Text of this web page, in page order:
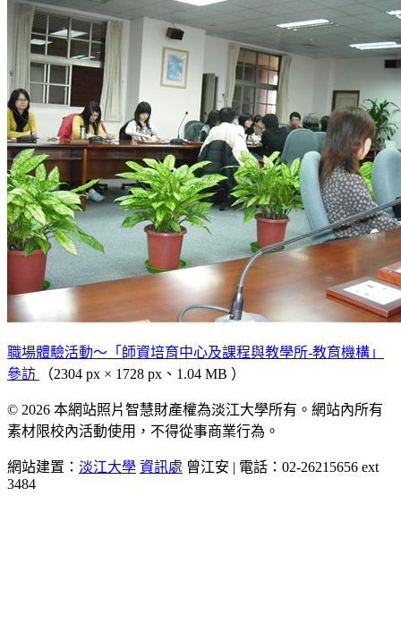
職場體驗活動～「師資培育中心及課程與教學所-教育機構」
參訪
（2304 px × 1728 px、1.04 MB ）
© 2026 本網站照片智慧財產權為淡江大學所有。網站內所有
素材限校內活動使用，不得從事商業行為。
網站建置： 淡江大學 資訊處 曾江安 | 電話：02-26215656 ext
3484